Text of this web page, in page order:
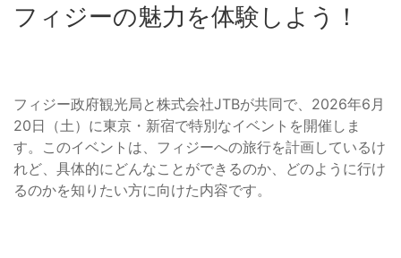
フィジーの魅力を体験しよう！
フィジー政府観光局と株式会社JTBが共同で、2026年6月
20日（土）に東京・新宿で特別なイベントを開催しま
す。このイベントは、フィジーへの旅行を計画しているけ
れど、具体的にどんなことができるのか、どのように行け
るのかを知りたい方に向けた内容です。